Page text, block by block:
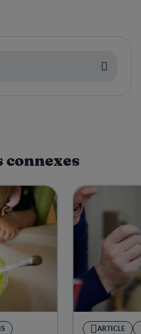
connexes
ARTICLE